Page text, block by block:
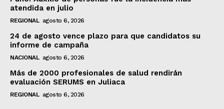
atendida en julio
REGIONAL agosto 6, 2026
24 de agosto vence plazo para que candidatos su
informe de campaña
NACIONAL agosto 6, 2026
Más de 2000 profesionales de salud rendirán
evaluación SERUMS en Juliaca
REGIONAL agosto 6, 2026